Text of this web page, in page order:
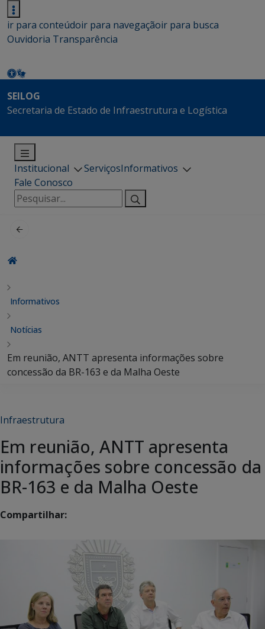
ir para conteúdoir para navegaçãoir para busca
Ouvidoria Transparência
SEILOG
Secretaria de Estado de Infraestrutura e Logística
Institucional ServiçosInformativos
Fale Conosco
Pesquisar
por:
Informativos
Notícias
Em reunião, ANTT apresenta informações sobre
concessão da BR-163 e da Malha Oeste
Infraestrutura
Em reunião, ANTT apresenta
informações sobre concessão da
BR-163 e da Malha Oeste
Compartilhar: